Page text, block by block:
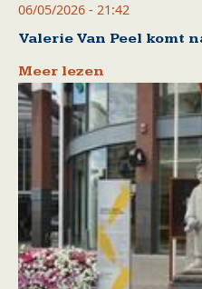
06/05/2026 - 21:42
Valerie Van Peel komt
Meer lezen